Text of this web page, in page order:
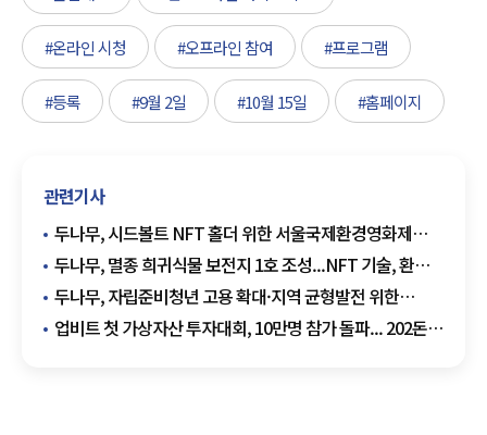
#온라인 시청 #오프라인 참여 #프로그램
#등록 #9월 2일 #10월 15일 #홈페이지
관련기사
두나무, 시드볼트 NFT 홀더 위한 서울국제환경영화제
특별상영회 성황리에 마무리
두나무, 멸종 희귀식물 보전지 1호 조성...NFT 기술, 환경
보호에 새 지평 열어
두나무, 자립준비청년 고용 확대·지역 균형발전 위한
'넥스트 잡' 인턴십 모집 대폭 확대
업비트 첫 가상자산 투자대회, 10만명 참가 돌파... 202돈